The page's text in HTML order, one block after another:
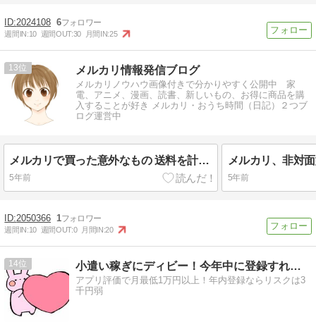
2024108 6
週間IN:10 週間OUT:30 月間IN:25
13 メルカリ情報発信ブログ
メルカリノウハウ画像付きで分かりやすく公開中 家
電、アニメ、漫画、読書、新しいもの、お得に商品を購
入することが好き メルカリ・おうち時間（日記）２つブ
ログ運営中
メルカリで買った意外なもの 送料を計算して出品しましょう
5年前 5年前
2050366 1
週間IN:10 週間OUT:0 月間IN:20
14 小遣い稼ぎにディビー！今年中に登録すれば永年会費無料！
アプリ評価で月最低1万円以上！年内登録ならリスクは3
千円弱